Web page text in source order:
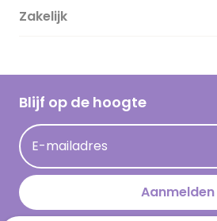
Duurzaamheid
Hallmark Kaartclub
Acties
Persberichten
Hallmark en Kinderpostzegels
Magazine
Cadeau inspiratie
Kaartinspiratie
Zakelijk
Blijf op de hoogte
E-mailadres
Aanmelden